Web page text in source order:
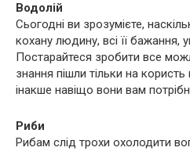
Водолій
Сьогодні ви зрозумієте,
кохану людину, всі її бажання,
Постарайтеся зробити все
знання пішли тільки на
інакше навіщо вони вам
Риби
Рибам слід трохи охолодити